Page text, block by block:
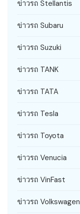
ข่าวรถ Stellantis
ข่าวรถ Subaru
ข่าวรถ Suzuki
ข่าวรถ TANK
ข่าวรถ TATA
ข่าวรถ Tesla
ข่าวรถ Toyota
ข่าวรถ Venucia
ข่าวรถ VinFast
ข่าวรถ Volkswagen